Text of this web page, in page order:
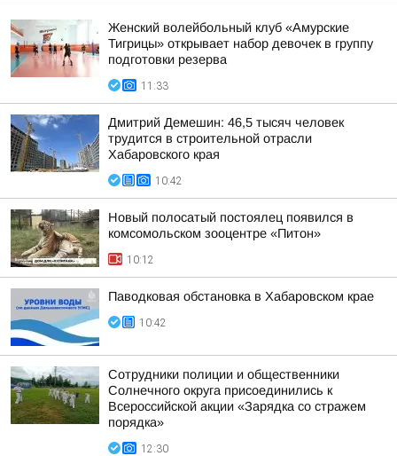
Женский волейбольный клуб «Амурские
Тигрицы» открывает набор девочек в группу
подготовки резерва
11:33
Дмитрий Демешин: 46,5 тысяч человек
трудится в строительной отрасли
Хабаровского края
10:42
Новый полосатый постоялец появился в
комсомольском зооцентре «Питон»
10:12
Паводковая обстановка в Хабаровском крае
10:42
Сотрудники полиции и общественники
Солнечного округа присоединились к
Всероссийской акции «Зарядка со стражем
порядка»
12:30